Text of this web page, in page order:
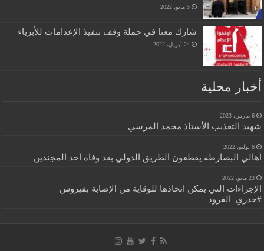
5 مايو، 2022
شارك معنا في حملة وقف تنفيذ الإعدامات للأبرياء
24 أبريل، 2022
أخبار محلية
6 مارس، 2023
شهيد التعذيب الأستاذ محمد المرسي
6 يوليو، 2022
أهالي البصارطة يقطعون الطريق الدولي بعد وفاة أحد المجندين
23 مايو، 2022
الإجراءات التي يمكن اتخاذها للوقاية من الإصابة بفيروس
#جدري_القرود